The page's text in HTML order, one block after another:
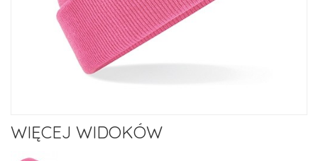
WIĘCEJ WIDOKÓW